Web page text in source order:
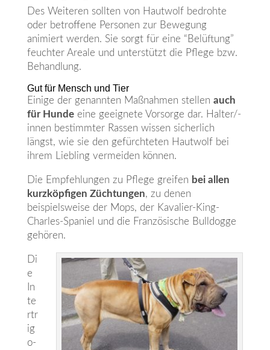
Des Weiteren sollten von Hautwolf bedrohte
oder betroffene Personen zur Bewegung
animiert werden. Sie sorgt für eine “Belüftung”
feuchter Areale und unterstützt die Pflege bzw.
Behandlung.
Gut für Mensch und Tier
Einige der genannten Maßnahmen stellen auch
für Hundeeine geeignete Vorsorge dar. Halter/-
innen bestimmter Rassen wissen sicherlich
längst, wie sie den gefürchteten Hautwolf bei
ihrem Liebling vermeiden können.
Die Empfehlungen zu Pflege greifen bei allen
kurzköpfigen Züchtungen, zu denen
beispielsweise der Mops, der Kavalier-King-
Charles-Spaniel und die Französische Bulldogge
gehören.
Di
e
In
te
rtr
ig
o-